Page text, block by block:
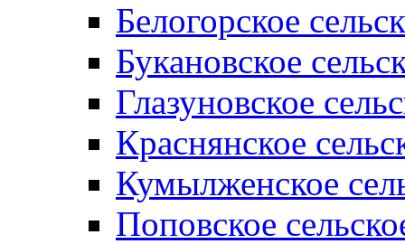
Белогорское
Букановское
Глазуновское
Краснянское
Кумылженское
Поповское